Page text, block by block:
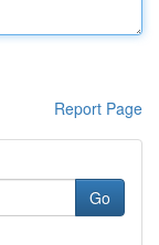
Report Page
Go